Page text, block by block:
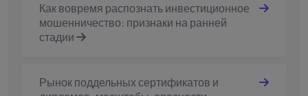
Как вовремя распознать инвестиционное
мошенничество: признаки на ранней
стадии
Рынок поддельных сертификатов и